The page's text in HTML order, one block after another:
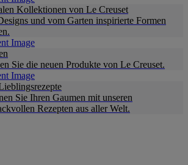
Kollektionen von Le Creuset
und vom Garten inspirierte Formen
Sie die neuen Produkte von Le Creuset.
Sie Ihren Gaumen mit unseren
Rezepten aus aller Welt.